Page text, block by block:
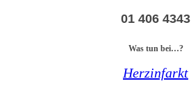
01 406 4343
Was tun bei…?
Herzinfarkt